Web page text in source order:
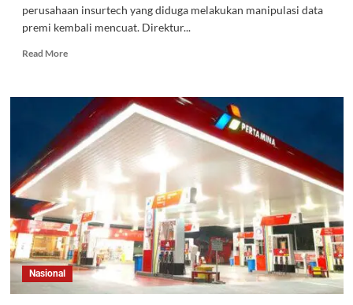
perusahaan insurtech yang diduga melakukan manipulasi data
premi kembali mencuat. Direktur...
Read More
Nasional